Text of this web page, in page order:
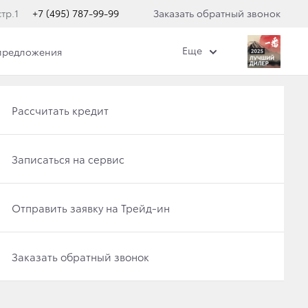
+7 (495) 787-99-99 Заказать обратный звонок
Получить консультацию по кредиту
Отправить заявку на Трейд-ин
Записаться на сервис
Заказать обратный звонок
Новые авто в наличии
Записаться на тест-драйв
Отправить заявку на Трейд-ин
Записаться на сервис
Рассчитать кредит
Записаться на сервис
Отправить заявку на Трейд-ин
Заказать обратный звонок
Еще
СЕРВИСА